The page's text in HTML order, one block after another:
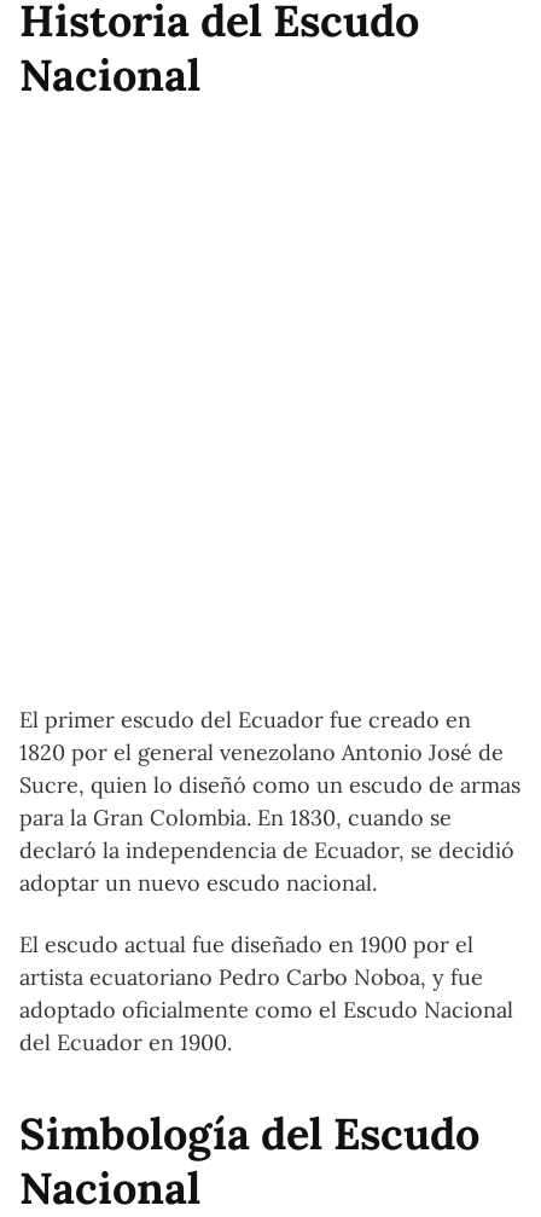
Historia del Escudo
Nacional
El primer escudo del Ecuador fue creado en
1820 por el general venezolano Antonio José de
Sucre, quien lo diseñó como un escudo de armas
para la Gran Colombia. En 1830, cuando se
declaró la independencia de Ecuador, se decidió
adoptar un nuevo escudo nacional.
El escudo actual fue diseñado en 1900 por el
artista ecuatoriano Pedro Carbo Noboa, y fue
adoptado oficialmente como el Escudo Nacional
del Ecuador en 1900.
Simbología del Escudo
Nacional